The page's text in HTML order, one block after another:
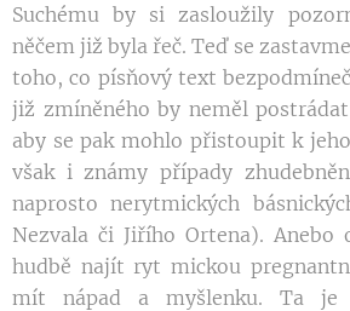
Suchému by si zasloužily
něčem již byla řeč. Teď se
toho, co písňový text
již zmíněného by neměl
aby se pak mohlo přistoupit k
však i známy případy
naprosto nerytmických
Nezvala či Jiřího Ortena). Anebo
hudbě najít ryt­ mickou
mít nápad a myšlenku. Ta je